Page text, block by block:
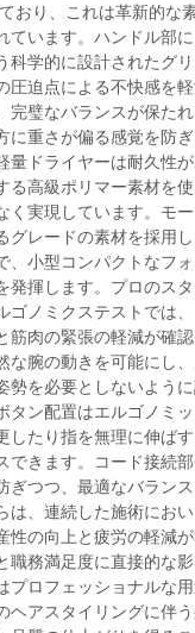
おり、これは革新的な
ています。ハンドル部
科学的に設計されたグ
圧迫点による不快感を
完璧なバランスが保た
に重さが偏る感覚を防
量ドライヤーは耐久性
る高級ポリマー素材を
く実現しています。モ
グレードの素材を採用
、小型コンパクトなフ
発揮します。プロのス
ゴノミクステストでは
筋肉の緊張の軽減が確
な腕の動きを可能にし
勢を必要としないように
タン配置はエルゴノミ
したり指を無理に伸ば
できます。コード接続部
ぎつつ、最適なバラン
は、連続した施術にお
性の向上と疲労の軽減
職務満足度に直接的な影
プロフェッショナルな
ヘアスタイリングに伴